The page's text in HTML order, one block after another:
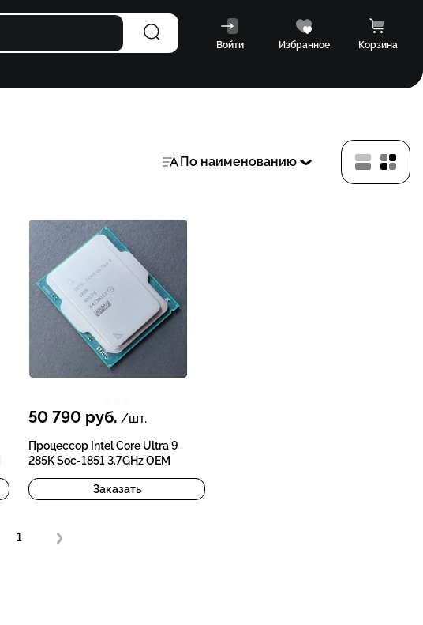
Войти Избранное Корзина
По наименованию
50 790 руб. /шт.
Процессор Intel Core Ultra 9
285K Soc-1851 3.7GHz OEM
Заказать
1